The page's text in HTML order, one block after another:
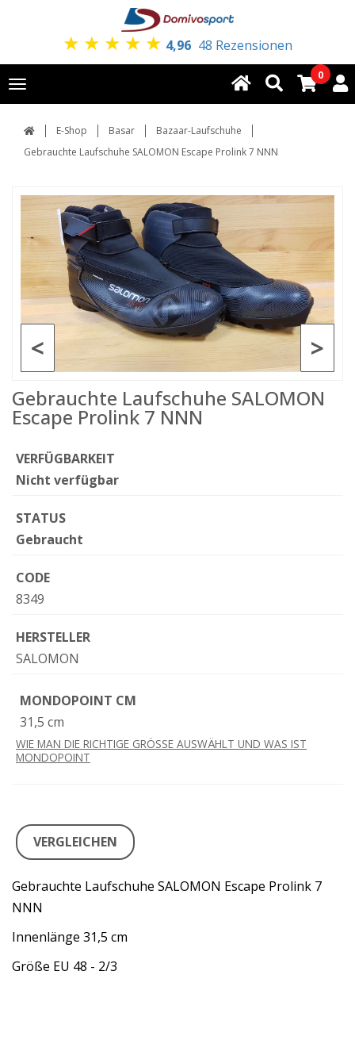
★ ★ ★ ★ ★ 4,96 48 Rezensionen
Toggle
navigation
0
E-Shop Basar
Bazaar-Laufschuhe
Gebrauchte Laufschuhe SALOMON Escape Prolink 7 NNN
>
<
Gebrauchte Laufschuhe SALOMON
Escape Prolink 7 NNN
VERFÜGBARKEIT
Nicht verfügbar
STATUS
Gebraucht
CODE
8349
HERSTELLER
SALOMON
MONDOPOINT CM
31,5 cm
WIE MAN DIE RICHTIGE GRÖSSE AUSWÄHLT UND WAS IST
MONDOPOINT
VERGLEICHEN
Gebrauchte Laufschuhe SALOMON Escape Prolink 7
NNN
Innenlänge 31,5 cm
Größe EU 48 - 2/3